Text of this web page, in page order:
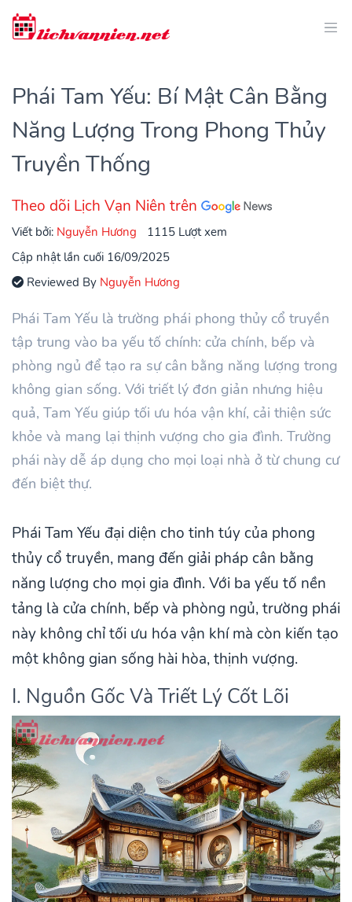
Phái Tam Yếu: Bí Mật Cân Bằng
Năng Lượng Trong Phong Thủy
Truyền Thống
Theo dõi Lịch Vạn Niên trên
Viết bởi: Nguyễn Hương
1115 Lượt xem
Cập nhật lần cuối 16/09/2025
Reviewed By Nguyễn Hương
Phái Tam Yếu là trường phái phong thủy cổ truyền
tập trung vào ba yếu tố chính: cửa chính, bếp và
phòng ngủ để tạo ra sự cân bằng năng lượng trong
không gian sống. Với triết lý đơn giản nhưng hiệu
quả, Tam Yếu giúp tối ưu hóa vận khí, cải thiện sức
khỏe và mang lại thịnh vượng cho gia đình. Trường
phái này dễ áp dụng cho mọi loại nhà ở từ chung cư
đến biệt thự.
Phái Tam Yếu đại diện cho tinh túy của phong
thủy cổ truyền, mang đến giải pháp cân bằng
năng lượng cho mọi gia đình. Với ba yếu tố nền
tảng là cửa chính, bếp và phòng ngủ, trường phái
này không chỉ tối ưu hóa vận khí mà còn kiến tạo
một không gian sống hài hòa, thịnh vượng.
I. Nguồn Gốc Và Triết Lý Cốt Lõi